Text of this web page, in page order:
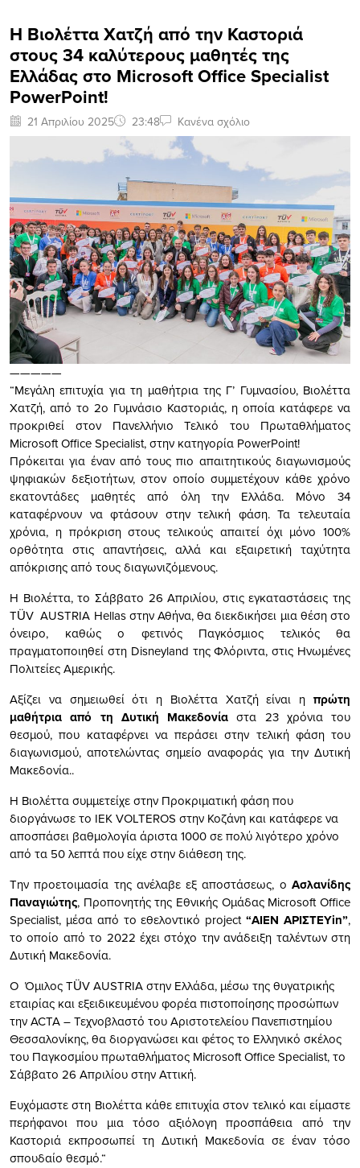
Η Βιολέττα Χατζή από την Καστοριά
στους 34 καλύτερους μαθητές της
Ελλάδας στο Microsoft Office Specialist
PowerPoint!
21 Απριλίου 2025 23:48 Κανένα σχόλιο
—————
“Μεγάλη επιτυχία για τη μαθήτρια της Γ’ Γυμνασίου, Βιολέττα
Χατζή, από το 2ο Γυμνάσιο Καστοριάς, η οποία κατάφερε να
προκριθεί στον Πανελλήνιο Τελικό του Πρωταθλήματος
Microsoft Office Specialist, στην κατηγορία PowerPoint!
Πρόκειται για έναν από τους πιο απαιτητικούς διαγωνισμούς
ψηφιακών δεξιοτήτων, στον οποίο συμμετέχουν κάθε χρόνο
εκατοντάδες μαθητές από όλη την Ελλάδα. Μόνο 34
καταφέρνουν να φτάσουν στην τελική φάση. Τα τελευταία
χρόνια, η πρόκριση στους τελικούς απαιτεί όχι μόνο 100%
ορθότητα στις απαντήσεις, αλλά και εξαιρετική ταχύτητα
απόκρισης από τους διαγωνιζόμενους.
Η Βιολέττα, το Σάββατο 26 Απριλίου, στις εγκαταστάσεις της
TÜV AUSTRIA Hellas στην Αθήνα, θα διεκδικήσει μια θέση στο
όνειρο, καθώς ο φετινός Παγκόσμιος τελικός θα
πραγματοποιηθεί στη Disneyland της Φλόριντα, στις Ηνωμένες
Πολιτείες Αμερικής.
Αξίζει να σημειωθεί ότι η Βιολέττα Χατζή είναι η πρώτη
μαθήτρια από τη Δυτική Μακεδονία στα 23 χρόνια του
θεσμού,που καταφέρνει να περάσει στην τελική φάση του
διαγωνισμού, αποτελώντας σημείο αναφοράςγια την Δυτική
Μακεδονία..
Η Βιολέττα συμμετείχε στην Προκριματική φάση που
διοργάνωσε το ΙΕΚ VOLTEROS στην Κοζάνη και κατάφερε να
αποσπάσει βαθμολογία άριστα 1000 σε πολύ λιγότερο χρόνο
από τα 50 λεπτά που είχε στην διάθεση της.
Την προετοιμασία της ανέλαβεεξ αποστάσεως, οΑσλανίδης
Παναγιώτης, Προπονητής της Εθνικής Ομάδας Microsoft Office
Specialist, μέσα από το εθελοντικό project“ΑΙΕΝ ΑΡΙΣΤΕΥin”,
το οποίο από το 2022 έχει στόχο την ανάδειξη ταλέντων στη
Δυτική Μακεδονία.
O Όμιλος TÜV AUSTRIA στην Ελλάδα, μέσω της θυγατρικής
εταιρίας και εξειδικευμένου φορέα πιστοποίησης προσώπων
την ACTA – Τεχνοβλαστό του Αριστοτελείου Πανεπιστημίου
Θεσσαλονίκης,θα διοργανώσει και φέτος το Ελληνικό σκέλος
του Παγκοσμίου πρωταθλήματος Microsoft Office Specialist, το
Σάββατο 26 Απριλίου στην Αττική.
Ευχόμαστε στη Βιολέττα κάθε επιτυχία στον τελικό και είμαστε
περήφανοι που μια τόσο αξιόλογη προσπάθεια από την
Καστοριά εκπροσωπεί τη Δυτική Μακεδονία σε έναν τόσο
σπουδαίο θεσμό.“